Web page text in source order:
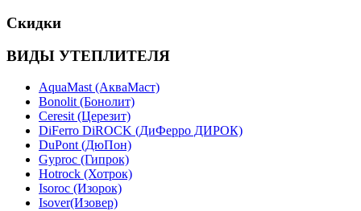
Скидки
ВИДЫ УТЕПЛИТЕЛЯ
AquaMast (АкваМаст)
Bonolit (Бонолит)
Ceresit (Церезит)
DiFerro DiROCK (ДиФерро ДИРОК)
DuPont (ДюПон)
Gyproc (Гипрок)
Hotrock (Хотрок)
Isoroc (Изорок)
Isover(Изовер)